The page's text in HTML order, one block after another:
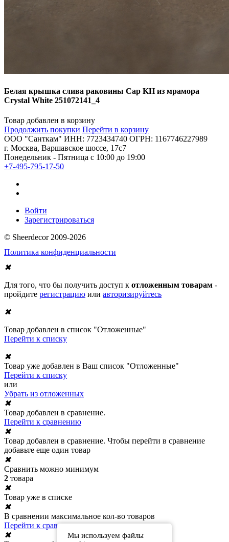
Белая крышка слива раковины Cap KH из мрамора
Crystal White 251072141_4
Товар добавлен в корзину
Продолжить покупки Перейти в корзину
ООО "Санткам" ИНН: 7723434740 ОГРН: 1167746227989
г. Москва, Варшавское шоссе, 17с7
Понедельник - Пятница с 10:00 до 19:00
+7-495-795-17-50
Войти
Зарегистрироваться
© Sheerdecor 2009-2026
Политика конфиденциальности
Мы используем файлы
✖
Для того, что бы получить доступ к отложенным товарам -
пройдите регистрацию или авторизируйтесь
✖
Товар добавлен в список "Отложенные"
Перейти к списку
✖
Товар уже добавлен в Ваш список "Отложенные"
Перейти к списку
или
Убрать из отложенных
✖
Товар добавлен в сравнение.
Перейти к сравнению
✖
Товар добавлен в сравнение. Чтобы перейти в сравнение
добавьте еще один товар
✖
Сравнить можно минимум
2 товара
✖
Товар уже в списке
✖
В сравнении максимальное кол-во товаров
Перейти к сравнению
✖